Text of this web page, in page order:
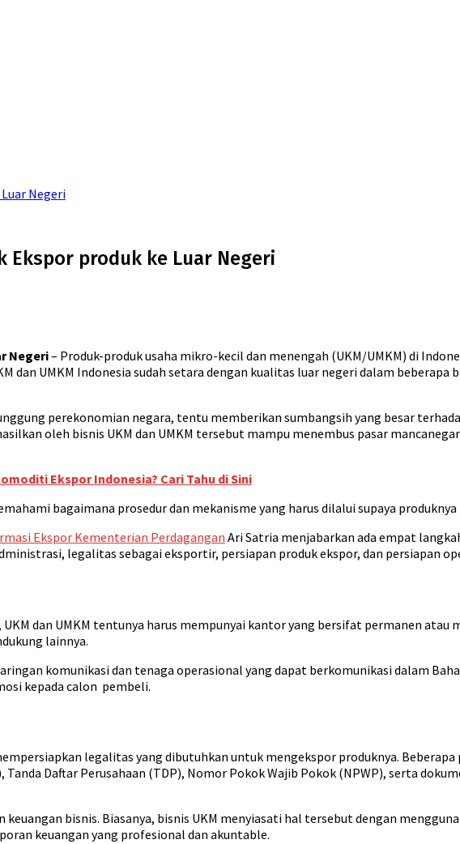
Negeri
Ekspor produk ke Luar Negeri
Negeri– Produk-produk usaha mikro-kecil dan menengah (UKM/UMKM) di
dan UMKM Indonesia sudah setara dengan kualitas luar negeri dalam beberapa
perekonomian negara, tentu memberikan sumbangsih yang besar
oleh bisnis UKM dan UMKM tersebut mampu menembus pasar
Ekspor Indonesia? Cari Tahu di Sini
bagaimana prosedur dan mekanisme yang harus dilalui supaya
Ekspor Kementerian Perdagangan Ari Satria menjabarkan ada empat
legalitas sebagai eksportir, persiapan produk ekspor, dan persiapan
dan UMKM tentunya harus mempunyai kantor yang bersifat permanen
lainnya.
komunikasi dan tenaga operasional yang dapat berkomunikasi dalam
kepada calon pembeli.
legalitas yang dibutuhkan untuk mengekspor produknya. Beberapa
Daftar Perusahaan (TDP), Nomor Pokok Wajib Pokok (NPWP), serta
bisnis. Biasanya, bisnis UKM menyiasati hal tersebut dengan
keuangan yang profesional dan akuntable.